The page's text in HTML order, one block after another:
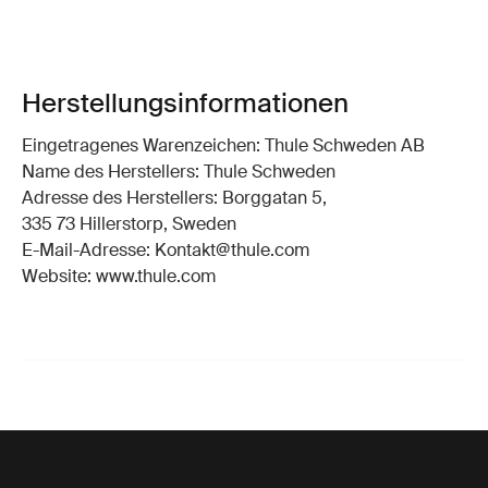
Herstellungsinformationen
Eingetragenes Warenzeichen: Thule Schweden AB
Name des Herstellers: Thule Schweden
Adresse des Herstellers: Borggatan 5,
335 73 Hillerstorp, Sweden
E-Mail-Adresse: Kontakt@thule.com
Website: www.thule.com